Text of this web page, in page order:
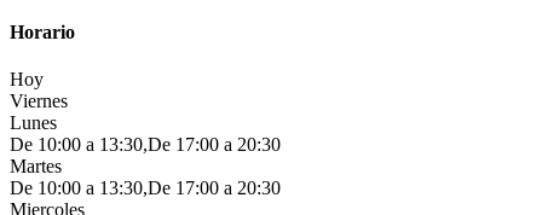
Horario
Hoy
Viernes
Lunes
De 10:00 a 13:30,De 17:00 a 20:30
Martes
De 10:00 a 13:30,De 17:00 a 20:30
Miercoles